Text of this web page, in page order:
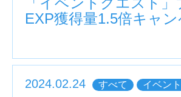
EXP獲得量1.5倍キャン
2024.02.24 すべて イベント